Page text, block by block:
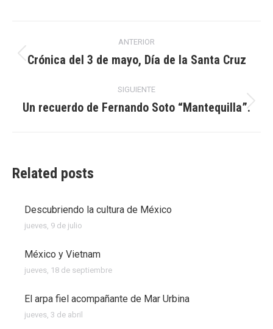
entre
publicaciones
ANTERIOR
Publicación
Crónica del 3 de mayo, Día de la Santa Cruz
SIGUIENTE
Publicación
Un recuerdo de Fernando Soto “Mantequilla”.
Related posts
Descubriendo la cultura de México
jueves, 9 de julio
México y Vietnam
jueves, 18 de septiembre
El arpa fiel acompañante de Mar Urbina
jueves, 3 de abril